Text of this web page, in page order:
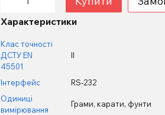
Характеристики
Клас точності
ДСТУ EN
45501
II
Інтерфейс
RS-232
Одиниці
вимірювання
Грами, карати, фунти